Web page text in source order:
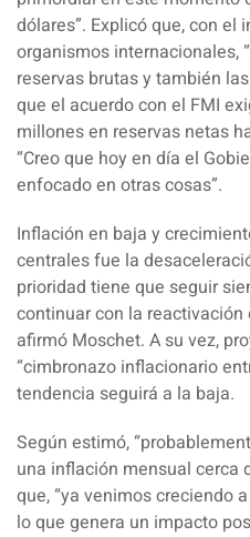
dólares”. Explicó que, con el
organismos internacionales,
reservas brutas y también
que el acuerdo con el FMI
millones en reservas netas
“Creo que hoy en día el
enfocado en otras cosas”.
Inflación en baja y
centrales fue la
prioridad tiene que seguir
continuar con la
afirmó Moschet. A su vez,
“cimbronazo inflacionario
tendencia seguirá a la baja.
Según estimó,
una inflación mensual cerca
que, “ya venimos creciendo
lo que genera un impacto